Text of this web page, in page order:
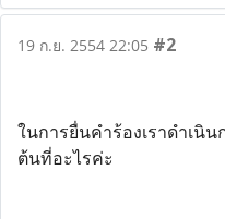
19 ก.ย. 2554 22:05 #2
ในการยื่นคำร้องเราดำเนิน
ต้นที่อะไรค่ะ